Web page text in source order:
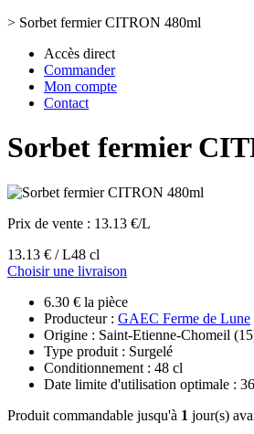
> Sorbet fermier CITRON 480ml
Accès direct
Commander
Mon compte
Contact
Sorbet fermier
Prix de vente : 13.13 €/L
13.13 € / L48 cl
Choisir une livraison
6.30 € la pièce
Producteur : GAEC Ferme de Lune
Origine : Saint-Etienne-Chomeil
Type produit : Surgelé
Conditionnement : 48 cl
Date limite d'utilisation optimale :
Produit commandable jusqu'à 1 jour(s)